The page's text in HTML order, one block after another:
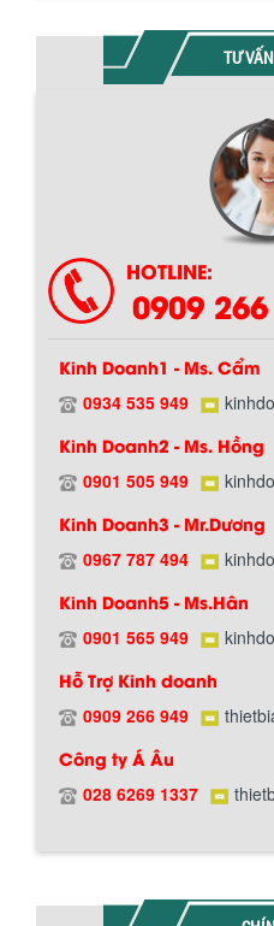
TƯ
HOTLINE:
0909
Kinh Doanh1 - Ms. Cẩm
0934 535 949
Kinh Doanh2 - Ms. Hồng
0901 505 949
Kinh Doanh3 - Mr.Dương
0967 787 494
Kinh Doanh5 - Ms.Hân
0901 565 949
Hỗ Trợ Kinh doanh
0909 266 949
Công ty Á Âu
028 6269 1337
Chính
Hướng dẫn
Chính sách